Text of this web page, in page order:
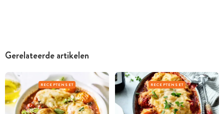
Gerelateerde artikelen
RECEPTENSET RECEPTENSET